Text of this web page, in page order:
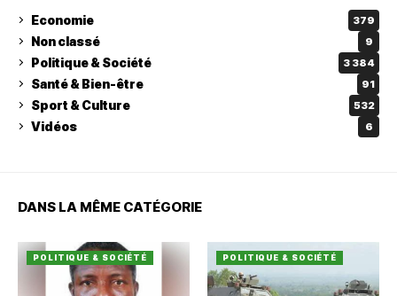
Economie 379
Non classé 9
Politique & Société 3 384
Santé & Bien-être 91
Sport & Culture 532
Vidéos 6
DANS LA MÊME CATÉGORIE
POLITIQUE & SOCIÉTÉ POLITIQUE & SOCIÉTÉ